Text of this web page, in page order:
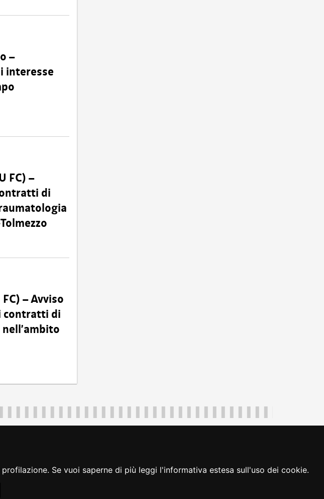
Se vuoi saperne di più leggi l'informativa estesa sull'uso dei cookie.
–
interesse
FC) –
di
– Avviso
contratti di
di accessibilità feedback cambio preferenze cookie loginFVG